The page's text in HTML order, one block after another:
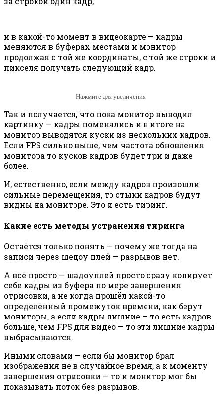
и в какой-то момент в видеокарте — кадры
меняются в буферах местами и монитор
продолжая с той же координаты, с той же строки и
пикселя получать следующий кадр.
Нажмите для увеличения
Так и получается, что пока монитор выводил
картинку — кадры поменялись и в итоге на
монитор выводятся куски из нескольких кадров.
Если FPS сильно выше, чем частота обновления
монитора то кусков кадров будет три и даже
более.
И, естественно, если между кадров произошли
сильные перемещения, то стыки кадров будут
видны на мониторе. Это и есть тиринг.
Какие есть методы устранения тиринга
Остаётся только понять — почему же тогда на
записи через шедоу плей — разрывов нет.
А всё просто — шадоуплей просто сразу копирует
себе кадры из буфера по мере завершения
отрисовки, а не когда прошёл какой-то
определённый промежуток времени, как берут
мониторы, а если кадры лишние — то есть кадров
больше, чем FPS для видео — то эти лишние кадры
выбрасываются.
Иными словами — если бы монитор брал
изображения не в случайное время, а к моменту
завершения отрисовки — то и монитор мог бы
показывать поток без разрывов.